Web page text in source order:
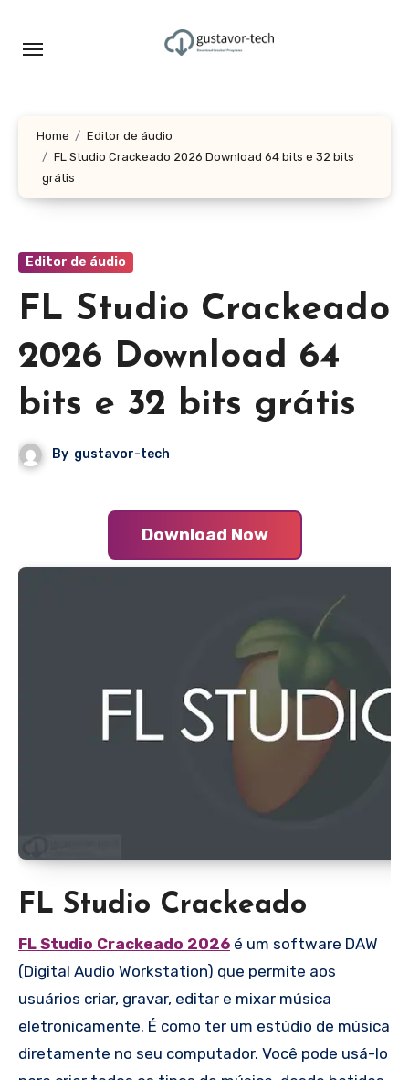
Home
Editor de áudio
FL Studio Crackeado 2026 Download 64 bits e 32 bits
grátis
Editor de áudio
FL Studio Crackeado
2026 Download 64
bits e 32 bits grátis
By gustavor-tech
Download Now
FL Studio Crackeado
FL Studio Crackeado 2026 é um software DAW
(Digital Audio Workstation) que permite aos
usuários criar, gravar, editar e mixar música
eletronicamente. É como ter um estúdio de música
diretamente no seu computador. Você pode usá-lo